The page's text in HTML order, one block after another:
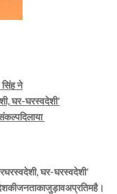
सिंह ने
घर-घरस्वदेशी’
घर-घरस्वदेशी’